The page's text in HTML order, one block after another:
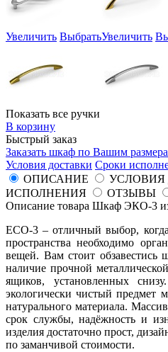
Увеличить ВыбратьУвеличить
Показать все ручки
В корзину
Быстрый заказ
Заказать шкаф по Вашим
Условия доставки Сроки
ОПИСАНИЕ
УСЛОВИЯ
ИСПОЛНЕНИЯ
ОТЗЫВЫ
Описание товара Шкаф ЭКО-3
ECO-3 – отличный выбор,
пространства необходимо
вещей. Вам стоит
наличие прочной
ящиков, установленных
экологически чистый предмет
натурального материала.
срок службы, надёжность и
изделия достаточно прост,
по заманчивой стоимости.